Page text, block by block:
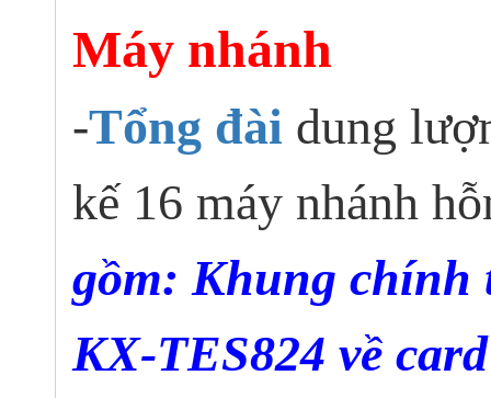
Máy nhánh
-Tổng đài dung
kế 16 máy nhánh
gồm: Khung chính
KX-TES824 về